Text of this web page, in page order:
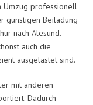
Umzug professionell
günstigen Beiladung
nach Alesund.
auch die
ausgelastet sind.
mit anderen
Dadurch